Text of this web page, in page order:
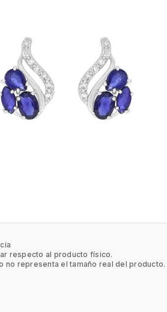
respecto al producto físico.
no representa el tamaño real del producto.